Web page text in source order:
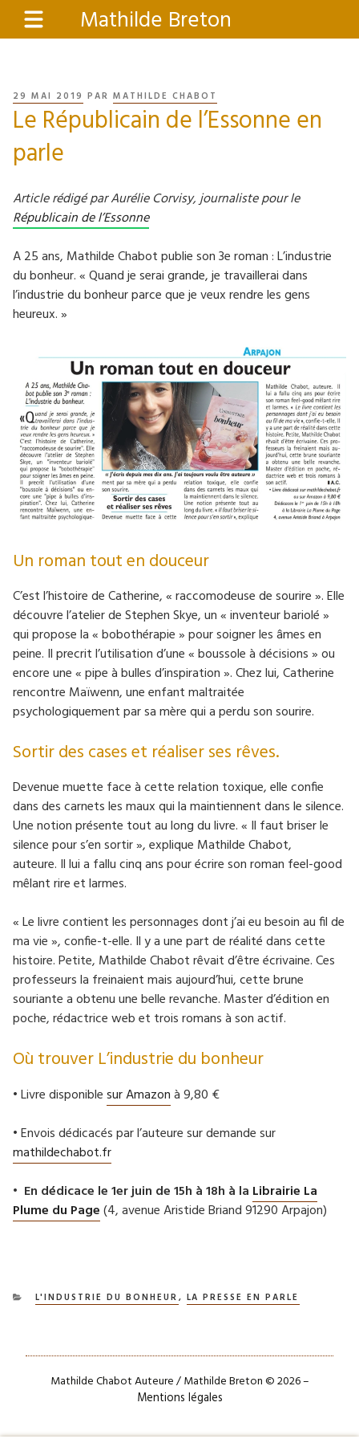
Mathilde Breton
Menu
PUBLIÉ
LE
29 MAI 2019 PAR MATHILDE CHABOT
Le Républicain de l’Essonne en
parle
Article rédigé par Aurélie Corvisy, journaliste pour le
Républicain de l’Essonne
A 25 ans, Mathilde Chabot publie son 3e roman : L’industrie
du bonheur. « Quand je serai grande, je travaillerai dans
l’industrie du bonheur parce que je veux rendre les gens
heureux. »
Un roman tout en douceur
C’est l’histoire de Catherine, « raccomodeuse de sourire ». Elle
découvre l’atelier de Stephen Skye, un « inventeur bariolé »
qui propose la « bobothérapie » pour soigner les âmes en
peine. Il precrit l’utilisation d’une « boussole à décisions » ou
encore une « pipe à bulles d’inspiration ». Chez lui, Catherine
rencontre Maïwenn, une enfant maltraitée
psychologiquement par sa mère qui a perdu son sourire.
Sortir des cases et réaliser ses rêves.
Devenue muette face à cette relation toxique, elle confie
dans des carnets les maux qui la maintiennent dans le silence.
Une notion présente tout au long du livre. « Il faut briser le
silence pour s’en sortir », explique Mathilde Chabot,
auteure. Il lui a fallu cinq ans pour écrire son roman feel-good
mêlant rire et larmes.
« Le livre contient les personnages dont j’ai eu besoin au fil de
ma vie », confie-t-elle. Il y a une part de réalité dans cette
histoire. Petite, Mathilde Chabot rêvait d’être écrivaine. Ces
professeurs la freinaient mais aujourd’hui, cette brune
souriante a obtenu une belle revanche. Master d’édition en
poche, rédactrice web et trois romans à son actif.
Où trouver L’industrie du bonheur
• Livre disponiblesur Amazonà 9,80 €
• Envois dédicacés par l’auteure sur demande sur
mathildechabot.fr
• En dédicace le 1er juin de 15h à 18h à la Librairie La
Plume du Page(4, avenue Aristide Briand 91290 Arpajon)
CATÉGORIES
L'INDUSTRIE DU BONHEUR, LA PRESSE EN PARLE
Mathilde Chabot Auteure / Mathilde Breton © 2026 –
Mentions légales